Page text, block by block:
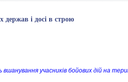
держав і досі в строю
учасників бойових дій на